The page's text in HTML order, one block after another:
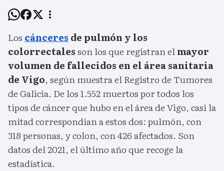
Los cánceres de pulmón y los
colorrectalesson los que registran elmayor
volumen de fallecidos en el área sanitaria
de Vigo, según muestra el Registro de Tumores
de Galicia. De los 1.552 muertos por todos los
tipos de cáncer que hubo en el área de Vigo, casi la
mitad correspondían a estos dos: pulmón, con
318 personas, y colon, con 426 afectados. Son
datos del 2021, el último año que recoge la
estadística.